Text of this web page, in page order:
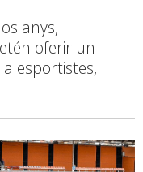
anys,
oferir un
esportistes,